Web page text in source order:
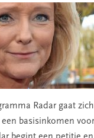
Radar gaat
basisinkomen